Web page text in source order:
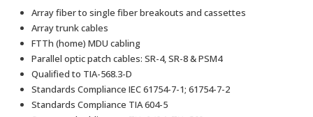
Array fiber to single fiber breakouts and cassettes
Array trunk cables
FTTh (home) MDU cabling
Parallel optic patch cables: SR-4, SR-8 & PSM4
Qualified to TIA-568.3-D
Standards Compliance IEC 61754-7-1; 61754-7-2
Standards Compliance TIA 604-5